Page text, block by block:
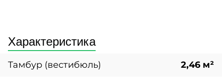
Характеристика
Тамбур (вестибюль) 2,46 м²